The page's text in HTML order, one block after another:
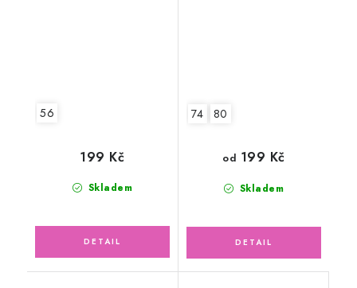
56
Skladem
199 Kč
74 80
Skladem
od 199 Kč